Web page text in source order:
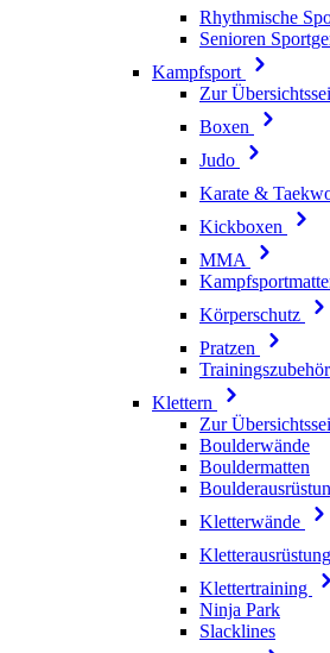
Rhythmische
Senioren
Kampfsport
Zur
Boxen
Judo
Karate &
Kickboxen
MMA
Körperschutz
Pratzen
Trainingszubehör
Klettern
Zur
Boulderwände
Bouldermatten
Kletterwände
Kletterausrüstung
Klettertraining
Ninja Park
Slacklines